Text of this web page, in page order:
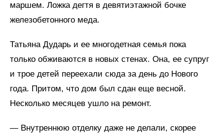
маршем. Ложка дегтя в девятиэтажной бочке
железобетонного меда.
Татьяна Дударь и ее многодетная семья пока
только обживаются в новых стенах. Она, ее супруг
и трое детей переехали сюда за день до Нового
года. Притом, что дом был сдан еще весной.
Несколько месяцев ушло на ремонт.
— Внутреннюю отделку даже не делали, скорее